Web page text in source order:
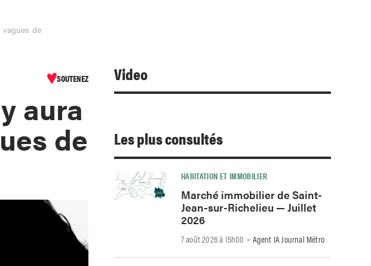
de
SOUTENEZ
aura
de
Video
Les plus consultés
HABITATION ET IMMOBILIER
Marché immobilier de Saint-
Jean-sur-Richelieu — Juillet
2026
7 août 2026 à 15h00 -Agent IA Journal Métro